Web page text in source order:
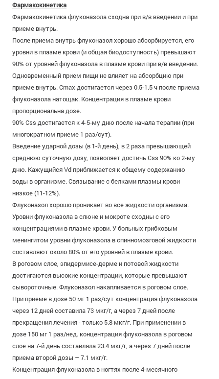
Фармакокинетика
Фармакокинетика флуконазола сходна при в/в введении и при
приеме внутрь.
После приема внутрь флуконазол хорошо абсорбируется, его
уровни в плазме крови (и общая биодоступность) превышают
90% от уровней флуконазола в плазме крови при в/в введении.
Одновременный прием пищи не влияет на абсорбцию при
приеме внутрь. Cmax достигается через 0.5-1.5 ч после приема
флуконазола натощак. Концентрация в плазме крови
пропорциональна дозе.
90% Css достигается к 4-5-му дню после начала терапии (при
многократном приеме 1 раз/сут).
Введение ударной дозы (в 1-й день), в 2 раза превышающей
среднюю суточную дозу, позволяет достичь Css 90% ко 2-му
дню. Кажущийся Vd приближается к общему содержанию
воды в организме. Связывание с белками плазмы крови
низкое (11-12%).
Флуконазол хорошо проникает во все жидкости организма.
Уровни флуконазола в слюне и мокроте сходны с его
концентрациями в плазме крови. У больных грибковым
менингитом уровни флуконазола в спинномозговой жидкости
составляют около 80% от его уровней в плазме крови.
В роговом слое, эпидермисе-дерме и потовой жидкости
достигаются высокие концентрации, которые превышают
сывороточные. Флуконазол накапливается в роговом слое.
При приеме в дозе 50 мг 1 раз/сут концентрация флуконазола
через 12 дней составила 73 мкг/г, а через 7 дней после
прекращения лечения - только 5.8 мкг/г. При применении в
дозе 150 мг 1 раз/нед. концентрация флуконазола в роговом
слое на 7-й день составляла 23.4 мкг/г, а через 7 дней после
приема второй дозы – 7.1 мкг/г.
Концентрация флуконазола в ногтях после 4-месячного